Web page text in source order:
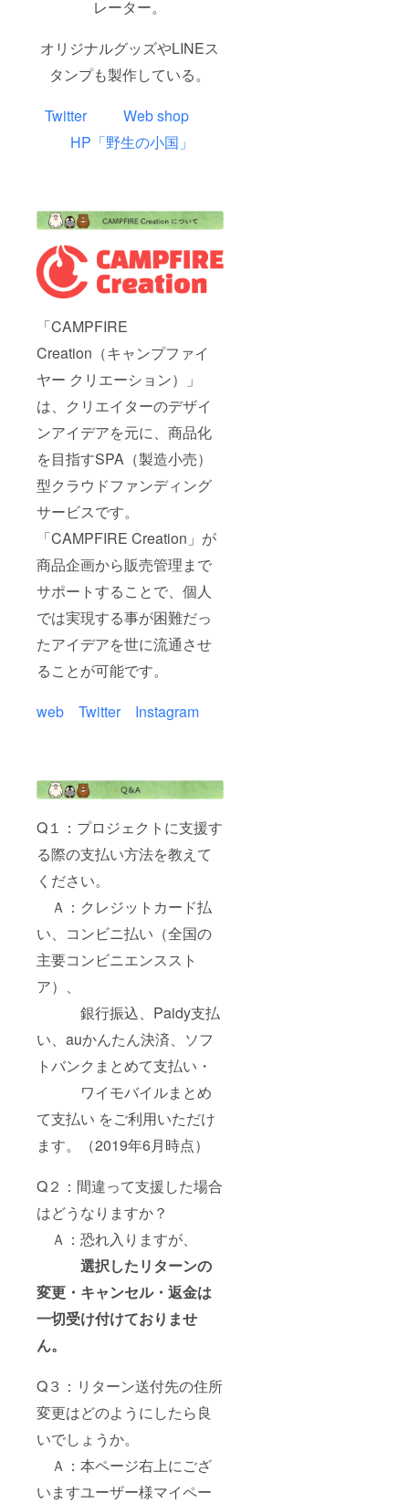
レーター。
オリジナルグッズやLINEス
タンプも製作している。
Twitter
Web shop
HP「野生の小国」
「CAMPFIRE
Creation（キャンプファイ
ヤー クリエーション）」
は、クリエイターのデザイ
ンアイデアを元に、商品化
を目指すSPA（製造小売）
型クラウドファンディング
サービスです。
「CAMPFIRE Creation」が
商品企画から販売管理まで
サポートすることで、個人
では実現する事が困難だっ
たアイデアを世に流通させ
ることが可能です。
web
Twitter Instagram
Q１：プロジェクトに支援す
る際の支払い方法を教えて
ください。
Ａ：クレジットカード払
い、コンビニ払い（全国の
主要コンビニエンススト
ア）、
銀行振込、Paidy支払
い、auかんたん決済、ソフ
トバンクまとめて支払い・
ワイモバイルまとめ
て支払い をご利用いただけ
ます。（2019年6月時点）
Q２：間違って支援した場合
はどうなりますか？
Ａ：恐れ入りますが、
選択したリターンの
変更・キャンセル・返金は
一切受け付けておりませ
ん。
Q３：リターン送付先の住所
変更はどのようにしたら良
いでしょうか。
Ａ：本ページ右上にござ
いますユーザー様マイペー